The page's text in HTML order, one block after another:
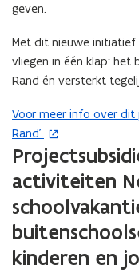
geven.
Met dit nieuwe
vliegen in één klap:
Rand én versterkt
Voor meer info over
Rand’.
(
o
p
n
t
i
n
n
activiteiten
kinderen en